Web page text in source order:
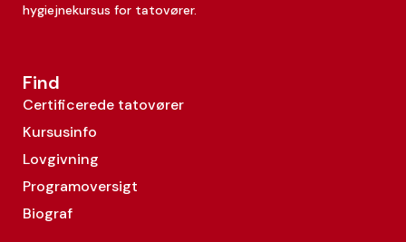
hygiejnekursus for tatovører.
Find
Certificerede tatovører
Kursusinfo
Lovgivning
Programoversigt
Biograf